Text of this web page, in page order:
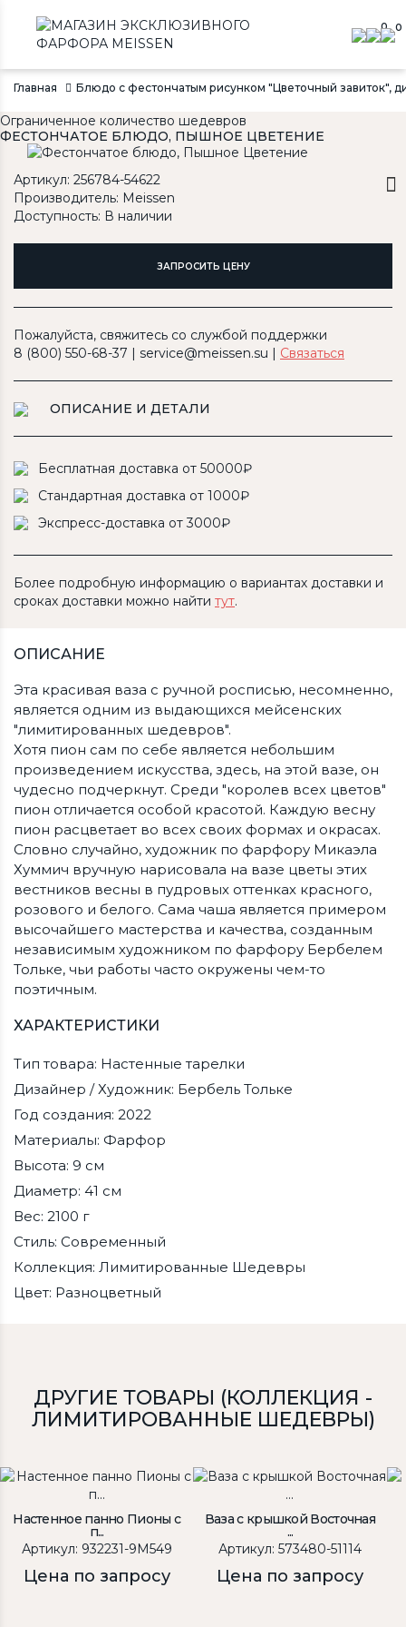
0 0
Главная Блюдо с фестончатым рисунком "Цветочный завиток",
Ограниченное количество шедевров
ФЕСТОНЧАТОЕ БЛЮДО, ПЫШНОЕ ЦВЕТЕНИЕ
Артикул: 256784-54622
Производитель: Meissen
Доступность: В наличии
ЗАПРОСИТЬ ЦЕНУ
Пожалуйста, свяжитесь со службой поддержки
8 (800) 550-68-37 | service@meissen.su | Связаться
ОПИСАНИЕ И ДЕТАЛИ
Бесплатная доставка от 50000₽
Стандартная доставка от 1000₽
Экспресс-доставка от 3000₽
Более подробную информацию о вариантах доставки и
сроках доставки можно найти тут.
ОПИСАНИЕ
Эта красивая ваза с ручной росписью, несомненно,
является одним из выдающихся мейсенских
"лимитированных шедевров".
Хотя пион сам по себе является небольшим
произведением искусства, здесь, на этой вазе, он
чудесно подчеркнут. Среди "королев всех цветов"
пион отличается особой красотой. Каждую весну
пион расцветает во всех своих формах и окрасах.
Словно случайно, художник по фарфору Микаэла
Хуммич вручную нарисовала на вазе цветы этих
вестников весны в пудровых оттенках красного,
розового и белого. Сама чаша является примером
высочайшего мастерства и качества, созданным
независимым художником по фарфору Бербелем
Тольке, чьи работы часто окружены чем-то
поэтичным.
ХАРАКТЕРИСТИКИ
Тип товара: Настенные тарелки
Дизайнер / Художник: Бербель Тольке
Год создания: 2022
Материалы: Фарфор
Высота: 9 см
Диаметр: 41 см
Вес: 2100 г
Стиль: Современный
Коллекция: Лимитированные Шедевры
Цвет: Разноцветный
ДРУГИЕ ТОВАРЫ (КОЛЛЕКЦИЯ -
ЛИМИТИРОВАННЫЕ ШЕДЕВРЫ)
Настенное панно Пионы с
п...
Артикул: 932231-9M549
Цена по запросу
Ваза с крышкой Восточная
...
Артикул: 573480-51114
Цена по запросу